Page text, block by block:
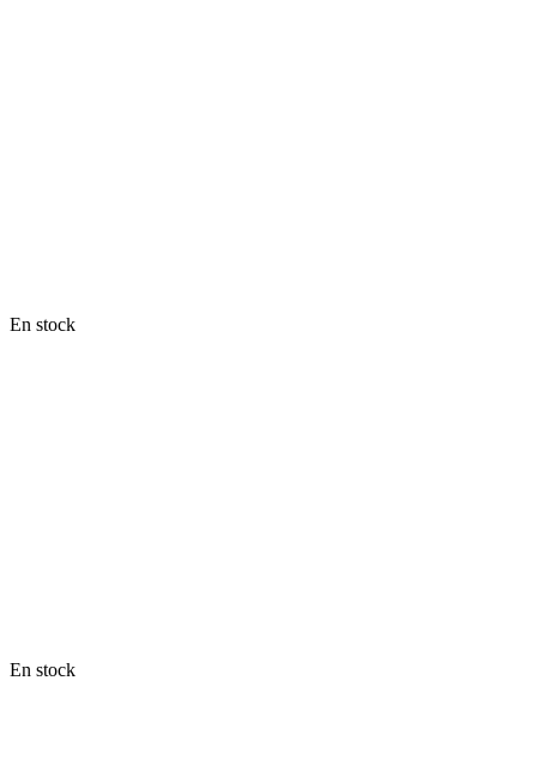
En stock
En stock